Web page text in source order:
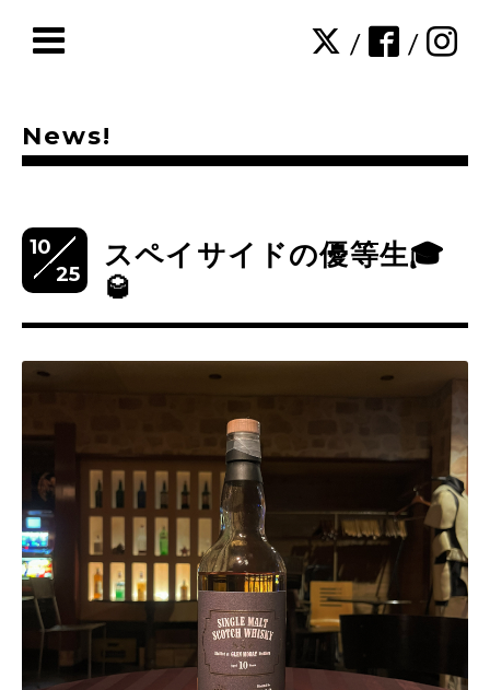
/ /
News!
10
25
スペイサイドの優等生🎓
🥃